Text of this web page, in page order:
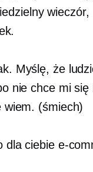
Myślę, że
nie chce mi się
wiem. (śmiech)
dla ciebie e-